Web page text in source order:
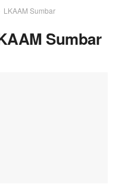
LKAAM Sumbar
Sumbar